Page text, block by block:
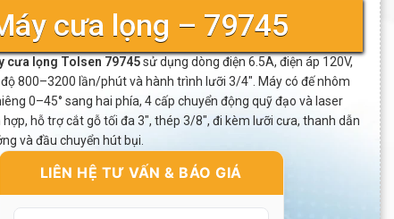
cưa lọng – 79745
cưa lọng Tolsen 79745sử dụng dòng điện 6.5A, điện áp 120V,
800–3200 lần/phút và hành trình lưỡi 3/4″. Máy có đế nhôm
0–45° sang hai phía, 4 cấp chuyển động quỹ đạo và laser
hợp, hỗ trợ cắt gỗ tối đa 3″, thép 3/8″, đi kèm lưỡi cưa, thanh dẫn
và đầu chuyển hút bụi.
LIÊN HỆ TƯ VẤN & BÁO GIÁ